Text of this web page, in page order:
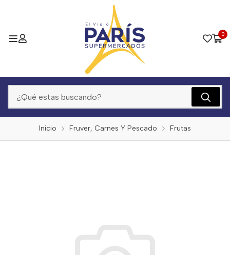
0
Inicio Fruver, Carnes Y Pescado Frutas